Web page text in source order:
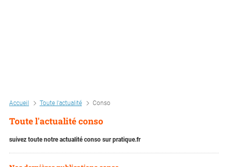
Accueil Toute l'actualité Conso
Toute l'actualité conso
suivez toute notre actualité conso sur pratique.fr